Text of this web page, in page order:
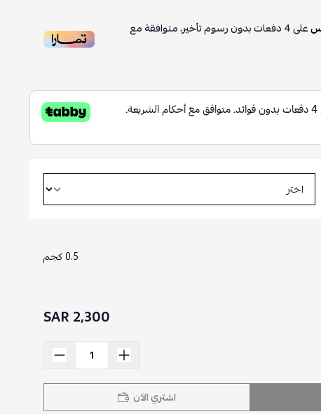
على4دفعات بدون رسوم تأخير، متوافقة مع
0.5 كجم
2,300 SAR
اشتري الآن